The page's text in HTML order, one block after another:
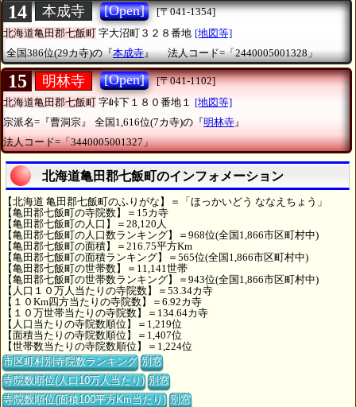
14 本成寺 [Open]
[〒041-1354]
北海道亀田郡七飯町 字大沼町３２８番地 [地図等]
全国386位(29カ寺)の『本成寺』 法人コード=「2440005001328」
15 明林寺 [Open]
[〒041-1102]
北海道亀田郡七飯町 字峠下１８０番地１ [地図等]
宗派名=『曹洞宗』
全国1,616位(7カ寺)の『明林寺』
法人コード=「3440005001327」
北海道亀田郡七飯町のインフォメーション
【北海道 亀田郡七飯町のふりがな】＝「ほっかいどう ななえちょう」
【亀田郡七飯町の寺院数】＝15カ寺
【亀田郡七飯町の人口】＝28,120人
【亀田郡七飯町の人口数ランキング】＝968位(全国1,866市区町村中)
【亀田郡七飯町の面積】＝216.75平方Km
【亀田郡七飯町の面積ランキング】＝565位(全国1,866市区町村中)
【亀田郡七飯町の世帯数】＝11,141世帯
【亀田郡七飯町の世帯数ランキング】＝943位(全国1,866市区町村中)
【人口１０万人当たりの寺院数】＝53.34カ寺
【１０Km四方当たりの寺院数】＝6.92カ寺
【１０万世帯当たりの寺院数】＝134.64カ寺
【人口当たりの寺院数順位】＝1,219位
【面積当たりの寺院数順位】＝1,407位
【世帯数当たりの寺院数順位】＝1,224位
市区町村別寺院数ランキング 別窓
寺院数順位(人口10万人当たり) 別窓
寺院数順位(面積100平方Km当たり) 別窓